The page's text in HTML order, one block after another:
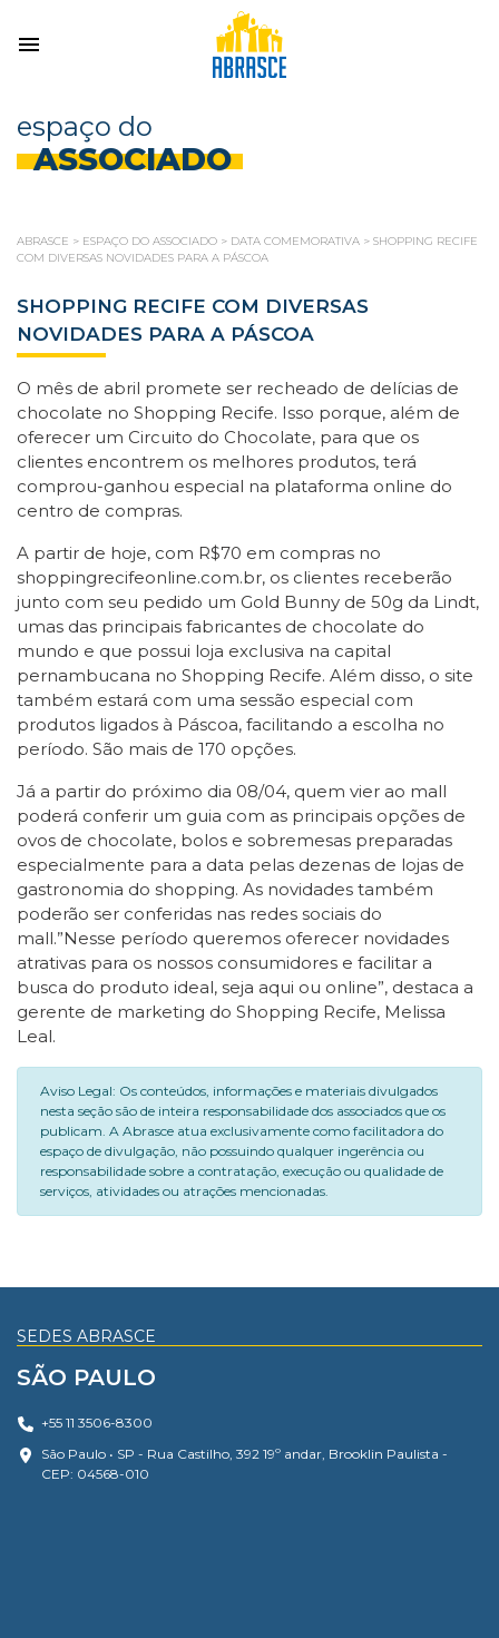
espaço do
ASSOCIADO
ABRASCE > ESPAÇO DO ASSOCIADO > DATA COMEMORATIVA > SHOPPING RECIFE
COM DIVERSAS NOVIDADES PARA A PÁSCOA
SHOPPING RECIFE COM DIVERSAS
NOVIDADES PARA A PÁSCOA
O mês de abril promete ser recheado de delícias de
chocolate no Shopping Recife. Isso porque, além de
oferecer um Circuito do Chocolate, para que os
clientes encontrem os melhores produtos, terá
comprou-ganhou especial na plataforma online do
centro de compras.
A partir de hoje, com R$70 em compras no
shoppingrecifeonline.com.br, os clientes receberão
junto com seu pedido um Gold Bunny de 50g da Lindt,
umas das principais fabricantes de chocolate do
mundo e que possui loja exclusiva na capital
pernambucana no Shopping Recife. Além disso, o site
também estará com uma sessão especial com
produtos ligados à Páscoa, facilitando a escolha no
período. São mais de 170 opções.
Já a partir do próximo dia 08/04, quem vier ao mall
poderá conferir um guia com as principais opções de
ovos de chocolate, bolos e sobremesas preparadas
especialmente para a data pelas dezenas de lojas de
gastronomia do shopping. As novidades também
poderão ser conferidas nas redes sociais do
mall.”Nesse período queremos oferecer novidades
atrativas para os nossos consumidores e facilitar a
busca do produto ideal, seja aqui ou online”, destaca a
gerente de marketing do Shopping Recife, Melissa
Leal.
Aviso Legal: Os conteúdos, informações e materiais divulgados
nesta seção são de inteira responsabilidade dos associados que os
publicam. A Abrasce atua exclusivamente como facilitadora do
espaço de divulgação, não possuindo qualquer ingerência ou
responsabilidade sobre a contratação, execução ou qualidade de
serviços, atividades ou atrações mencionadas.
SEDES ABRASCE
SÃO PAULO
+55 11 3506-8300
São Paulo • SP - Rua Castilho, 392 19º andar, Brooklin Paulista -
CEP: 04568-010